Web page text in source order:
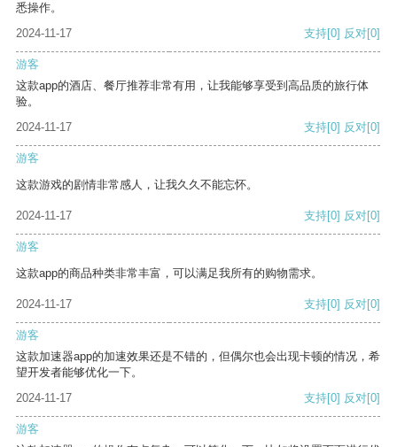
悉操作。
2024-11-17
支持[0] 反对[0]
游客
这款app的酒店、餐厅推荐非常有用，让我能够享受到高品质的旅行体
验。
2024-11-17
支持[0] 反对[0]
游客
这款游戏的剧情非常感人，让我久久不能忘怀。
2024-11-17 支持[0] 反对[0]
游客
这款app的商品种类非常丰富，可以满足我所有的购物需求。
2024-11-17 支持[0] 反对[0]
游客
这款加速器app的加速效果还是不错的，但偶尔也会出现卡顿的情况，希
望开发者能够优化一下。
2024-11-17
支持[0] 反对[0]
游客